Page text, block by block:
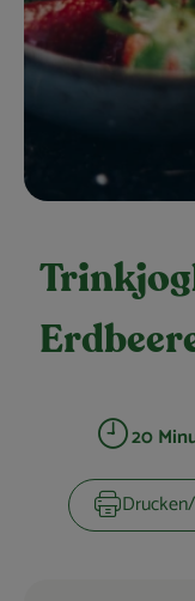
Obst & Gemüse
Vorratskammer
Kosmetik
Haus, Garten & Co.
So geht’s
Über uns
Blog
20